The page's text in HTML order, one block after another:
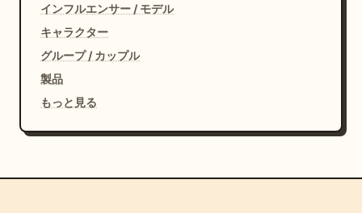
インフルエンサー / モデル
キャラクター
グループ / カップル
製品
もっと見る